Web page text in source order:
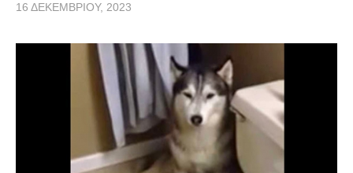
16 ΔΕΚΕΜΒΡΊΟΥ, 2023